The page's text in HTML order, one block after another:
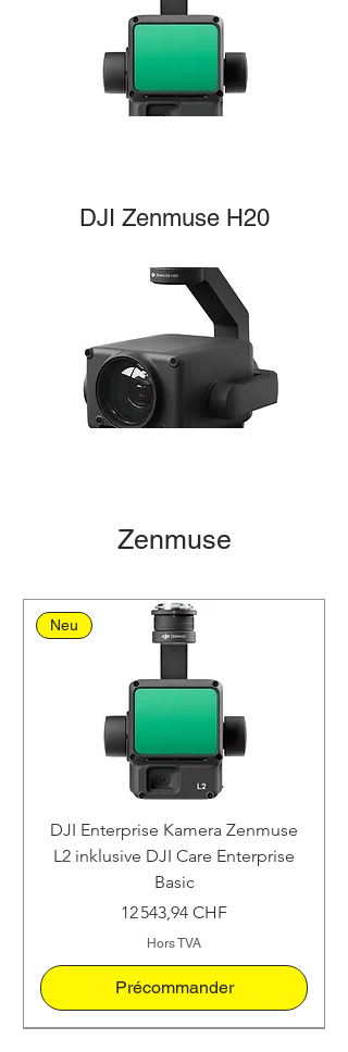
DJI Zenmuse H20
Zenmuse
Neu
DJI Enterprise Kamera Zenmuse
L2 inklusive DJI Care Enterprise
Basic
Prix
12 543,94 CHF
Hors TVA
Précommander